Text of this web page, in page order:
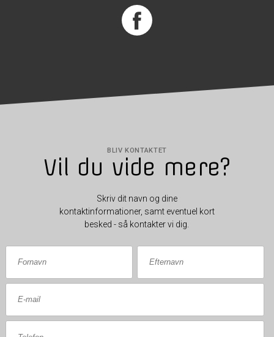
BLIV KONTAKTET
Vil du vide mere?
Skriv dit navn og dine
kontaktinformationer, samt eventuel kort
besked - så kontakter vi dig.